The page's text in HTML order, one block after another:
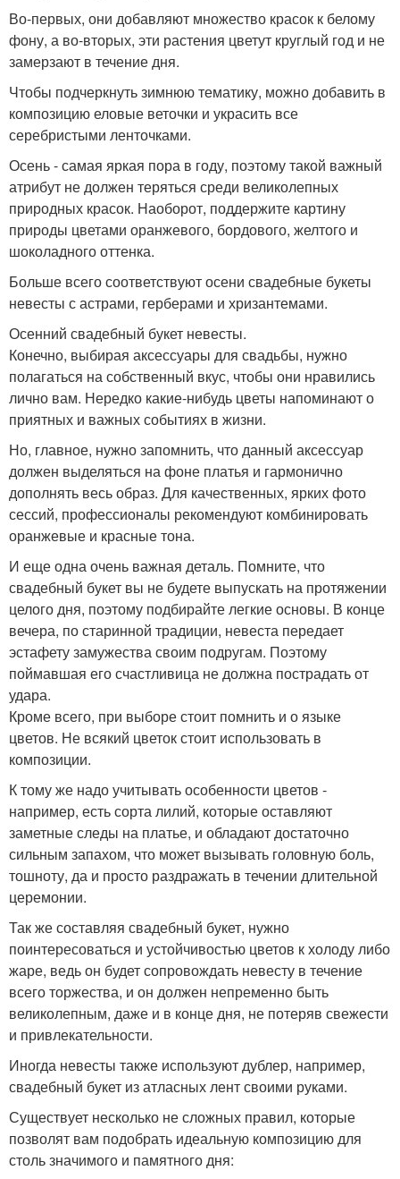
Во-первых, они добавляют множество красок к белому
фону, а во-вторых, эти растения цветут круглый год и не
замерзают в течение дня.
Чтобы подчеркнуть зимнюю тематику, можно добавить в
композицию еловые веточки и украсить все
серебристыми ленточками.
Осень - самая яркая пора в году, поэтому такой важный
атрибут не должен теряться среди великолепных
природных красок. Наоборот, поддержите картину
природы цветами оранжевого, бордового, желтого и
шоколадного оттенка.
Больше всего соответствуют осени свадебные букеты
невесты с астрами, герберами и хризантемами.
Осенний свадебный букет невесты.
Конечно, выбирая аксессуары для свадьбы, нужно
полагаться на собственный вкус, чтобы они нравились
лично вам. Нередко какие-нибудь цветы напоминают о
приятных и важных событиях в жизни.
Но, главное, нужно запомнить, что данный аксессуар
должен выделяться на фоне платья и гармонично
дополнять весь образ. Для качественных, ярких фото
сессий, профессионалы рекомендуют комбинировать
оранжевые и красные тона.
И еще одна очень важная деталь. Помните, что
свадебный букет вы не будете выпускать на протяжении
целого дня, поэтому подбирайте легкие основы. В конце
вечера, по старинной традиции, невеста передает
эстафету замужества своим подругам. Поэтому
поймавшая его счастливица не должна пострадать от
удара.
Кроме всего, при выборе стоит помнить и о языке
цветов. Не всякий цветок стоит использовать в
композиции.
К тому же надо учитывать особенности цветов -
например, есть сорта лилий, которые оставляют
заметные следы на платье, и обладают достаточно
сильным запахом, что может вызывать головную боль,
тошноту, да и просто раздражать в течении длительной
церемонии.
Так же составляя свадебный букет, нужно
поинтересоваться и устойчивостью цветов к холоду либо
жаре, ведь он будет сопровождать невесту в течение
всего торжества, и он должен непременно быть
великолепным, даже и в конце дня, не потеряв свежести
и привлекательности.
Иногда невесты также используют дублер, например,
свадебный букет из атласных лент своими руками.
Существует несколько не сложных правил, которые
позволят вам подобрать идеальную композицию для
столь значимого и памятного дня: